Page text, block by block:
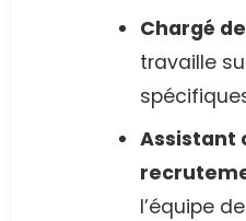
Chargé
travaille
spécifiques
Assistant
l’équipe